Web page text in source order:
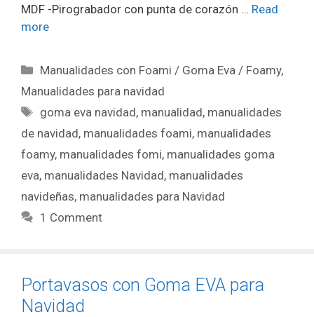
MDF -Pirograbador con punta de corazón … Read
more
Manualidades con Foami / Goma Eva / Foamy,
Manualidades para navidad
goma eva navidad, manualidad, manualidades
de navidad, manualidades foami, manualidades
foamy, manualidades fomi, manualidades goma
eva, manualidades Navidad, manualidades
navideñas, manualidades para Navidad
1 Comment
Portavasos con Goma EVA para
Navidad